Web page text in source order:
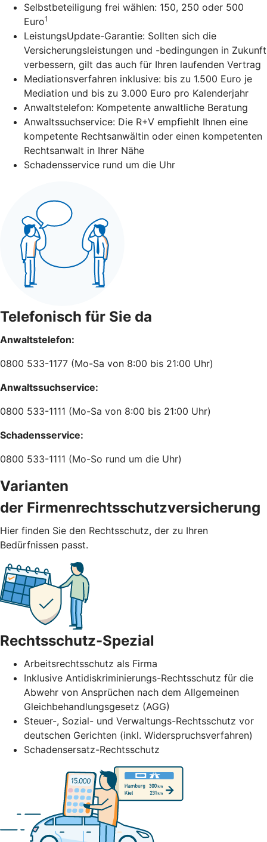
Selbstbeteiligung frei wählen: 150, 250 oder 500
Euro1
LeistungsUpdate-Garantie: Sollten sich die
Versicherungsleistungen und -bedingungen in Zukunft
verbessern, gilt das auch für Ihren laufenden Vertrag
Mediationsverfahren inklusive: bis zu 1.500 Euro je
Mediation und bis zu 3.000 Euro pro Kalenderjahr
Anwaltstelefon: Kompetente anwaltliche Beratung
Anwaltssuchservice: Die R+V empfiehlt Ihnen eine
kompetente Rechtsanwältin oder einen kompetenten
Rechtsanwalt in Ihrer Nähe
Schadensservice rund um die Uhr
Telefonisch für Sie da
Anwaltstelefon:
0800 533-1177 (Mo-Sa von 8:00 bis 21:00 Uhr)
Anwaltssuchservice:
0800 533-1111 (Mo-Sa von 8:00 bis 21:00 Uhr)
Schadensservice:
0800 533-1111 (Mo-So rund um die Uhr)
Varianten
der Firmenrechtsschutzversicherung
Hier finden Sie den Rechtsschutz, der zu Ihren
Bedürfnissen passt.
Rechtsschutz-Spezial
Arbeitsrechtsschutz als Firma
Inklusive Antidiskriminierungs-Rechtsschutz für die
Abwehr von Ansprüchen nach dem Allgemeinen
Gleichbehandlungsgesetz (AGG)
Steuer-, Sozial- und Verwaltungs-Rechtsschutz vor
deutschen Gerichten (inkl. Widerspruchsverfahren)
Schadensersatz-Rechtsschutz